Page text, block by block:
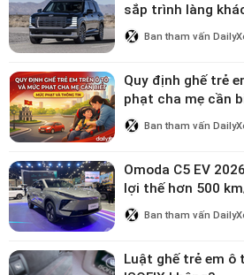
sắp trình làng
Ban tham vấn
Quy định ghế trẻ
phạt cha mẹ cần
Ban tham vấn
Omoda C5 EV
lợi thế hơn 500
Ban tham vấn
Luật ghế trẻ em ô